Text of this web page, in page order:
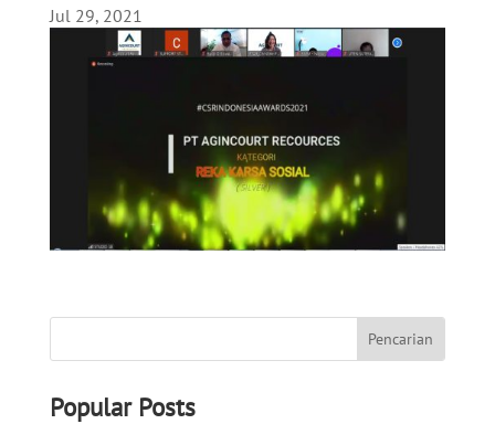
Jul 29, 2021
Popular Posts